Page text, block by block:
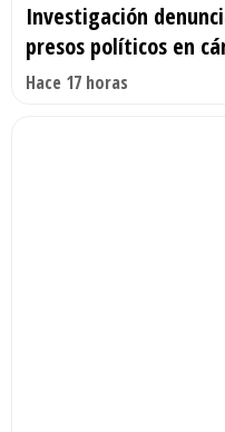
Investigación
presos políticos en
Hace 17 horas